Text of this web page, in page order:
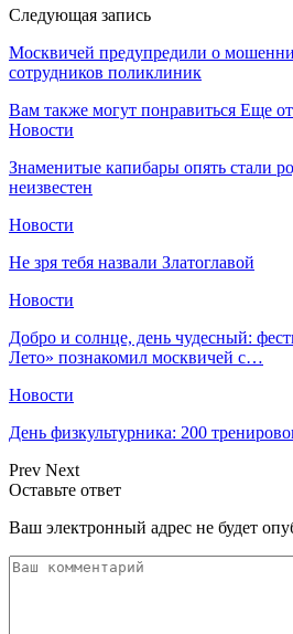
Следующая запись
Москвичей предупредили о
сотрудников поликлиник
Вам также могут понравиться Еще от
Новости
Знаменитые капибары опять стали
неизвестен
Новости
Не зря тебя назвали Златоглавой
Новости
Добро и солнце, день чудесный:
Лето» познакомил москвичей с…
Новости
День физкультурника: 200
Prev Next
Оставьте ответ
Ваш электронный адрес не будет